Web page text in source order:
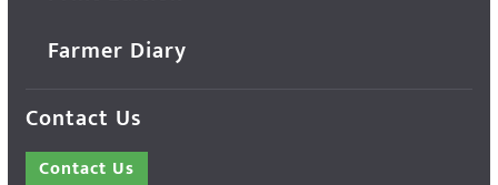
Farmer Diary
Contact Us
Contact Us